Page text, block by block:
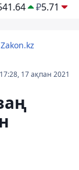
₽5.71
17:28, 17 ақпан 2021